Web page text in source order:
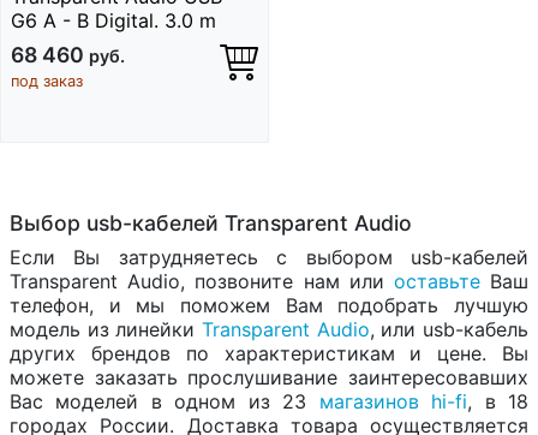
G6 A - B Digital. 3.0 m
68 460 руб.
под заказ
Выбор usb-кабелей Transparent Audio
Если Вы затрудняетесь с выбором usb-кабелей
Transparent Audio, позвоните нам или оставьтеВаш
телефон, и мы поможем Вам подобрать лучшую
модель из линейки Transparent Audio, или usb-кабель
других брендов по характеристикам и цене. Вы
можете заказать прослушивание заинтересовавших
Вас моделей в одном из 23 магазинов hi-fi, в 18
городах России. Доставка товара осуществляется